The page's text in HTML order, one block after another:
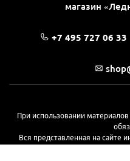
магазин
+7 495 727 06 33
При использовании
Вся представленная на сайте